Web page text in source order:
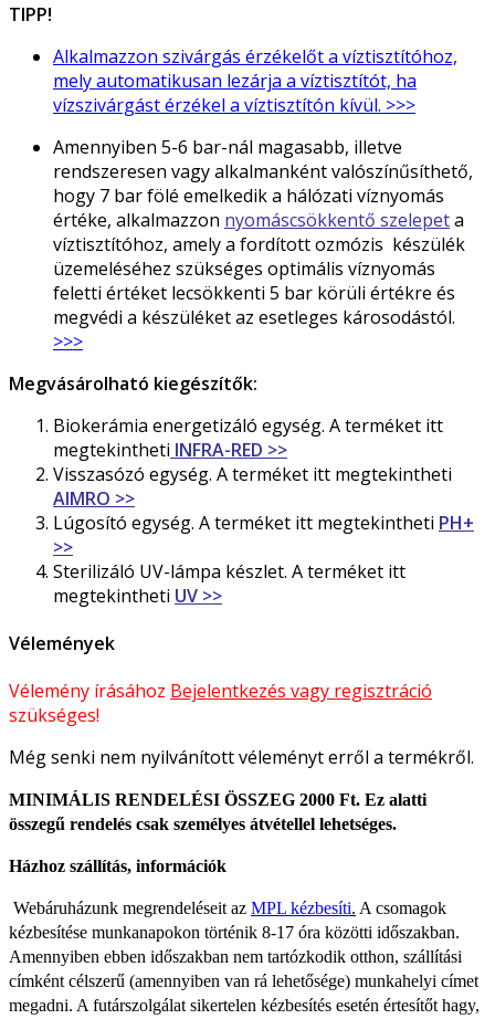
TIPP!
Alkalmazzon szivárgás érzékelőt a víztisztítóhoz,
mely automatikusan lezárja a víztisztítót, ha
vízszivárgást érzékel a víztisztítón kívül. >>>
Amennyiben 5-6 bar-nál magasabb, illetve
rendszeresen vagy alkalmanként valószínűsíthető,
hogy 7 bar fölé emelkedik a hálózati víznyomás
értéke, alkalmazzon nyomáscsökkentő szelepeta
víztisztítóhoz, amely a fordított ozmózis készülék
üzemeléséhez szükséges optimális víznyomás
feletti értéket lecsökkenti 5 bar körüli értékre és
megvédi a készüléket az esetleges károsodástól.
>>>
Megvásárolható kiegészítők:
Biokerámia energetizáló egység. A terméket itt
megtekintheti INFRA-RED >>
Visszasózó egység. A terméket itt megtekintheti
AIMRO >>
Lúgosító egység. A terméket itt megtekintheti PH+
>>
Sterilizáló UV-lámpa készlet. A terméket itt
megtekintheti UV >>
Vélemények
Vélemény írásához Bejelentkezés vagy regisztráció
szükséges!
Még senki nem nyilvánított véleményt erről a termékről.
MINIMÁLIS RENDELÉSI ÖSSZEG 2000 Ft. Ez alatti
összegű rendelés csak személyes átvétellel lehetséges.
Házhoz szállítás, információk
Webáruházunk megrendeléseit az MPL kézbesíti. A csomagok
kézbesítése munkanapokon történik 8-17 óra közötti időszakban.
Amennyiben ebben időszakban nem tartózkodik otthon, szállítási
címként célszerű (amennyiben van rá lehetősége) munkahelyi címet
megadni. A futárszolgálat sikertelen kézbesítés esetén értesítőt hagy,